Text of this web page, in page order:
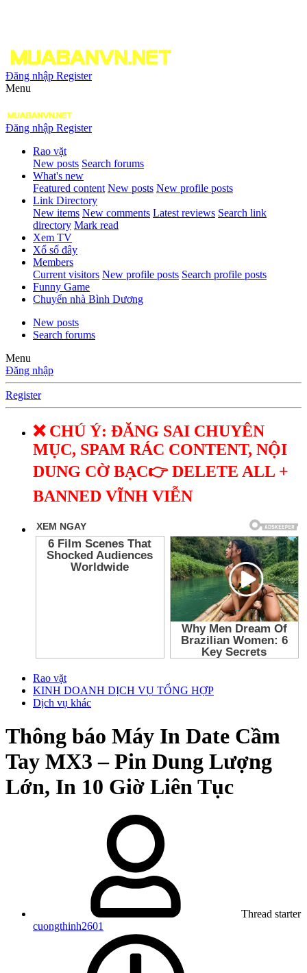
Đăng nhập Register
Menu
Đăng nhập Register
Rao vặt
New posts Search forums
What's new
Featured content New posts New profile posts
Link Directory
New items New comments Latest reviews Search link
directory Mark read
Xem TV
Xổ số đây
Members
Current visitors New profile posts Search profile posts
Funny Game
Chuyển nhà Bình Dương
New posts
Search forums
Menu
Đăng nhập
Register
❌ CHÚ Ý: ĐĂNG SAI CHUYÊN
MỤC, SPAM RÁC CONTENT, NỘI
DUNG CỜ BẠC👉 DELETE ALL +
BANNED VĨNH VIỄN
Rao vặt
KINH DOANH DỊCH VỤ TỔNG HỢP
Dịch vụ khác
Thông báo Máy In Date Cầm
Tay MX3 – Pin Dung Lượng
Lớn, In 10 Giờ Liên Tục
Thread starter
cuongthinh2601